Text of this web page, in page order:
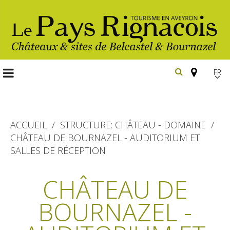
FR
Les
incontournables
Belcastel, village et château
Bournazel, village et château
Randonnée
pédestre
En vélo, à vtt
Gîtes et locations
ACCUEIL
STRUCTURE: CHÂTEAU - DOMAINE
CHÂTEAU DE BOURNAZEL - AUDITORIUM ET
SALLES DE RÉCEPTION
CHÂTEAU DE
BOURNAZEL -